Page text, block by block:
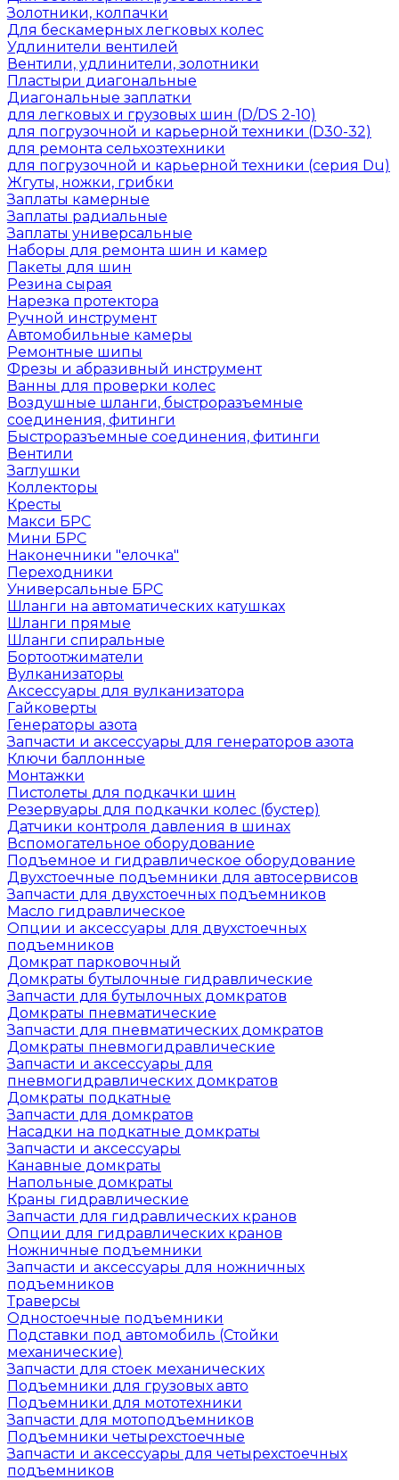
Золотники, колпачки
Для бескамерных легковых колес
Удлинители вентилей
Вентили, удлинители, золотники
Пластыри диагональные
Диагональные заплатки
для легковых и грузовых шин (D/DS 2-10)
для погрузочной и карьерной техники (D30-32)
для ремонта сельхозтехники
для погрузочной и карьерной техники (серия Du)
Жгуты, ножки, грибки
Заплаты камерные
Заплаты радиальные
Заплаты универсальные
Наборы для ремонта шин и камер
Пакеты для шин
Резина сырая
Нарезка протектора
Ручной инструмент
Автомобильные камеры
Ремонтные шипы
Фрезы и абразивный инструмент
Ванны для проверки колес
Воздушные шланги, быстроразъемные
соединения, фитинги
Быстроразъемные соединения, фитинги
Вентили
Заглушки
Коллекторы
Кресты
Макси БРС
Мини БРС
Наконечники "елочка"
Переходники
Универсальные БРС
Шланги на автоматических катушках
Шланги прямые
Шланги спиральные
Бортоотжиматели
Вулканизаторы
Аксессуары для вулканизатора
Гайковерты
Генераторы азота
Запчасти и аксессуары для генераторов азота
Ключи баллонные
Монтажки
Пистолеты для подкачки шин
Резервуары для подкачки колес (бустер)
Датчики контроля давления в шинах
Вспомогательное оборудование
Подъемное и гидравлическое оборудование
Двухстоечные подъемники для автосервисов
Запчасти для двухстоечных подъемников
Масло гидравлическое
Опции и аксессуары для двухстоечных
подъемников
Домкрат парковочный
Домкраты бутылочные гидравлические
Запчасти для бутылочных домкратов
Домкраты пневматические
Запчасти для пневматических домкратов
Домкраты пневмогидравлические
Запчасти и аксессуары для
пневмогидравлических домкратов
Домкраты подкатные
Запчасти для домкратов
Насадки на подкатные домкраты
Запчасти и аксессуары
Канавные домкраты
Напольные домкраты
Краны гидравлические
Запчасти для гидравлических кранов
Опции для гидравлических кранов
Ножничные подъемники
Запчасти и аксессуары для ножничных
подъемников
Траверсы
Одностоечные подъемники
Подставки под автомобиль (Стойки
механические)
Запчасти для стоек механических
Подъемники для грузовых авто
Подъемники для мототехники
Запчасти для мотоподъемников
Подъемники четырехстоечные
Запчасти и аксессуары для четырехстоечных
подъемников